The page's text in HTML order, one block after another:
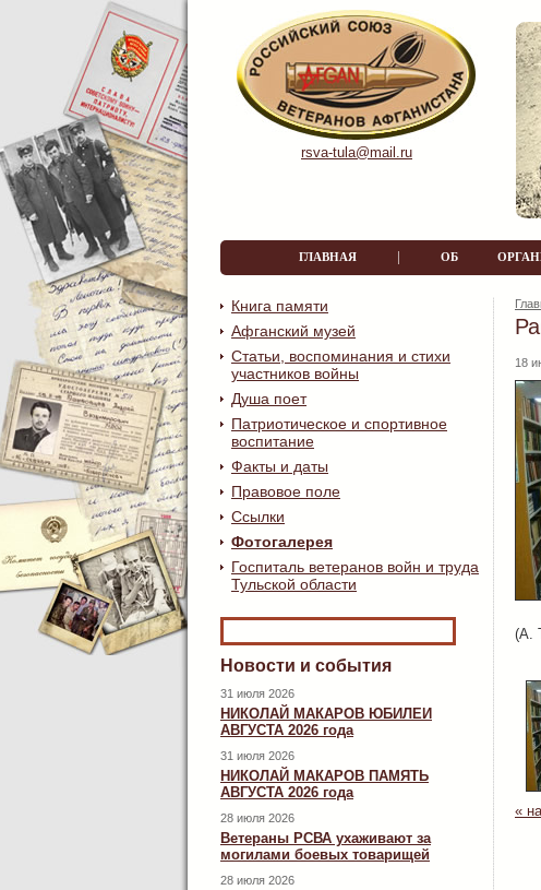
rsva-tula@mail.ru
ГЛАВНАЯ | ОБ
Книга памяти
Афганский музей
Статьи, воспоминания и стихи
участников войны
Душа поет
Патриотическое и спортивное
воспитание
Факты и даты
Правовое поле
Ссылки
Фотогалерея
Госпиталь ветеранов войн и труда
Тульской области
Новости и события
31 июля 2026
НИКОЛАЙ МАКАРОВ ЮБИЛЕИ
АВГУСТА 2026 года
31 июля 2026
НИКОЛАЙ МАКАРОВ ПАМЯТЬ
АВГУСТА 2026 года
28 июля 2026
Ветераны РСВА ухаживают за
могилами боевых товарищей
28 июля 2026
18
(А.
«